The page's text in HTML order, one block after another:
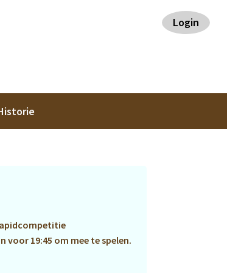
Login
voor 19:45 om mee te spelen.